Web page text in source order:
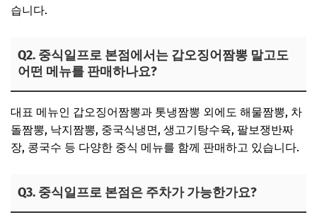
습니다.
Q2. 중식일프로 본점에서는 갑오징어짬뽕 말고도
어떤 메뉴를 판매하나요?
대표 메뉴인 갑오징어짬뽕과 톳냉짬뽕 외에도 해물짬뽕, 차
돌짬뽕, 낙지짬뽕, 중국식냉면, 생고기탕수육, 팔보쟁반짜
장, 콩국수 등 다양한 중식 메뉴를 함께 판매하고 있습니다.
Q3. 중식일프로 본점은 주차가 가능한가요?